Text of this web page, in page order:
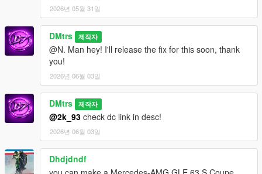
2026년 05월 31일
DMtrs 제작자
@N. Man hey! I'll release the fix for this soon, thank
you!
2026년 06월 03일
DMtrs 제작자
@2k_93 check dc link in desc!
2026년 06월 03일
Dhdjdndf